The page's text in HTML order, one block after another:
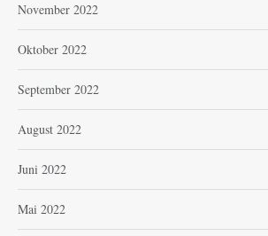
November 2022
Oktober 2022
September 2022
August 2022
Juni 2022
Mai 2022